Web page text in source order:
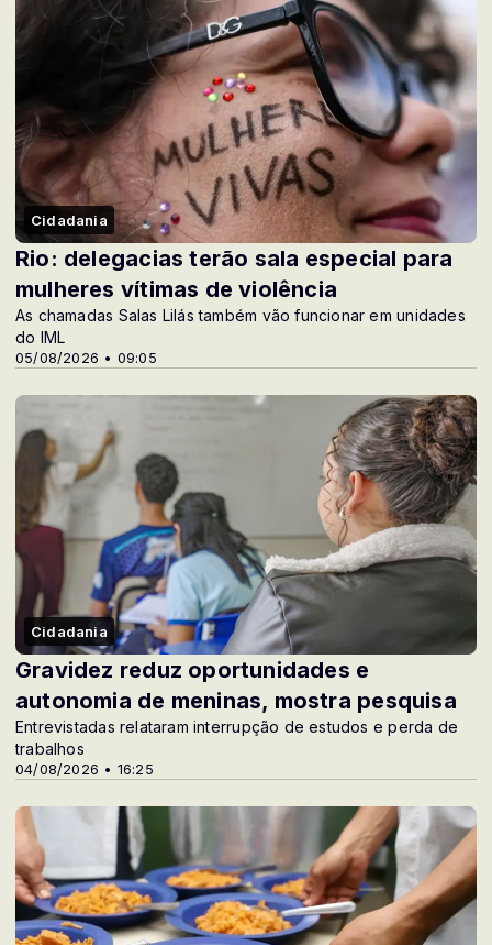
Cidadania
05/08/2026 • 09:05
Rio: delegacias terão sala especial para
mulheres vítimas de violência
As chamadas Salas Lilás também vão funcionar em unidades
do IML
Cidadania
04/08/2026 • 16:25
Gravidez reduz oportunidades e
autonomia de meninas, mostra pesquisa
Entrevistadas relataram interrupção de estudos e perda de
trabalhos